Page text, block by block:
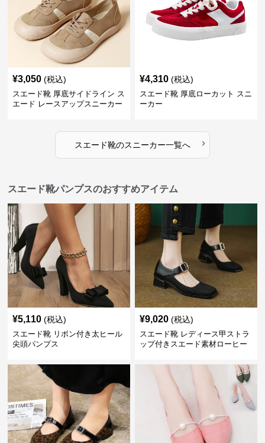
¥3,050 (税込)
スエード靴 厚底サイドライン ス
エード レースアップスニーカー
¥4,310 (税込)
スエード靴 厚底ローカット スニ
ーカー
スエード靴のスニーカー一覧へ ›
スエード靴パンプスのおすすめアイテム
¥5,110 (税込)
スエード靴 リボン付き太ヒール
尖頭パンプス
¥9,020 (税込)
スエード靴 レディース甲ストラ
ップ付きスエード素材ローヒー